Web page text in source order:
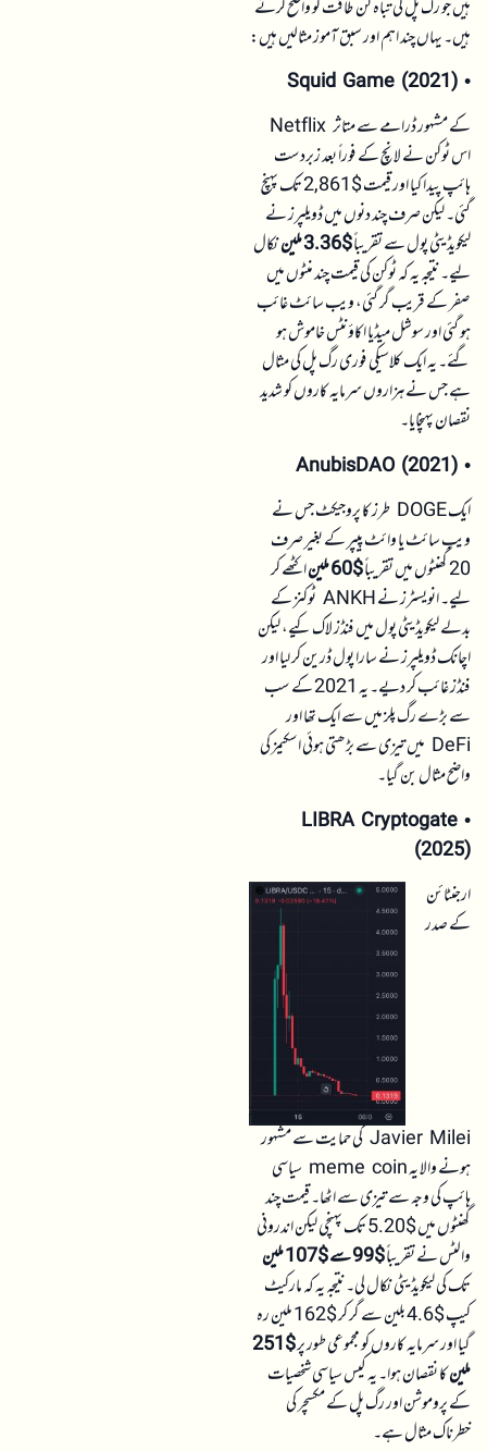
ہیں جو رگ پل کی تباہ کن طاقت کو واضح کرتے
ہیں۔ یہاں چند اہم اور سبق آموز مثالیں ہیں:
•
Squid Game (2021)
Netflix کے مشہور ڈرامے سے متاثر
اس ٹوکن نے لانچ کے فوراً بعد زبردست
ہائپ پیدا کیا اور قیمت $2,861 تک پہنچ
گئی۔ لیکن صرف چند دنوں میں ڈویلپرز نے
لیکویڈیٹی پول سے تقریباً$3.36 ملین
نکال
لیے۔ نتیجہ یہ کہ ٹوکن کی قیمت چند منٹوں میں
صفر کے قریب گر گئی، ویب سائٹ غائب
ہو گئی اور سوشل میڈیا اکاؤنٹس خاموش ہو
گئے۔ یہ ایک کلاسیکی فوری رگ پل کی مثال
ہے جس نے ہزاروں سرمایہ کاروں کو شدید
نقصان پہنچایا۔
•
AnubisDAO (2021)
ایک DOGE طرز کا پروجیکٹ جس نے
ویب سائٹ یا وائٹ پیپر کے بغیر صرف
20 گھنٹوں میں تقریباً
$60 ملین
اکٹھے کر
لیے۔ انویسٹرز نے ANKH ٹوکنز کے
بدلے لیکویڈیٹی پول میں فنڈز لاک کیے، لیکن
اچانک ڈویلپرز نے سارا پول ڈرین کر لیا اور
فنڈز غائب کر دیے۔ یہ 2021 کے سب
سے بڑے رگ پلز میں سے ایک تھا اور
DeFi میں تیزی سے بڑھتی ہوئی اسکیمز کی
واضح مثال بن گیا۔
•
LIBRA Cryptogate
(2025)
ارجنٹائن
کے صدر
Javier Milei کی حمایت سے مشہور
ہونے والا یہ meme coin سیاسی
ہائپ کی وجہ سے تیزی سے اٹھا۔ قیمت چند
گھنٹوں میں $5.20 تک پہنچی لیکن اندرونی
والٹس نے تقریباً$99 سے $107 ملین
تک کی لیکویڈیٹی نکال لی۔ نتیجہ یہ کہ مارکیٹ
کیپ $4.6 بلین سے گر کر $162 ملین رہ
گیا اور سرمایہ کاروں کو مجموعی طور پر $251
ملینکا نقصان ہوا۔ یہ کیس سیاسی شخصیات
کے پروموشن اور رگ پل کے مکسچر کی
خطرناک مثال ہے۔